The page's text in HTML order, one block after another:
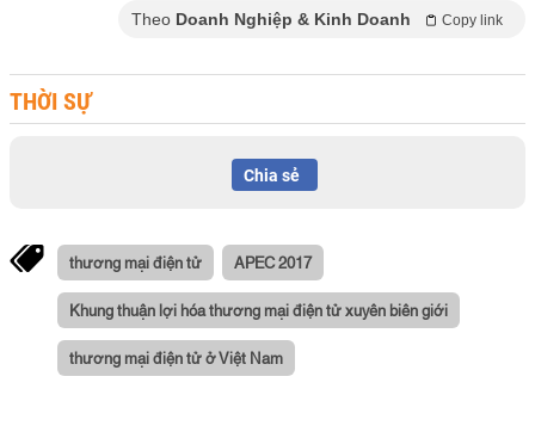
Theo Doanh Nghiệp & Kinh Doanh Copy link
THỜI SỰ
Chia sẻ
thương mại điện tử APEC 2017
Khung thuận lợi hóa thương mại điện tử xuyên biên giới
thương mại điện tử ở Việt Nam